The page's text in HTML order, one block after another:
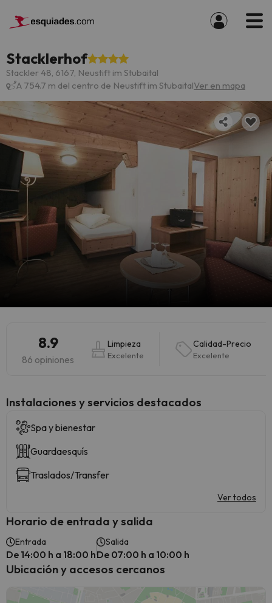
Stacklerhof
Stackler 48, 6167, Neustift im Stubaital
A 754.7 m del centro de Neustift im StubaitalVer en mapa
8.9
86 opiniones
Limpieza
Excelente
Calidad-Precio
Excelente
Instalaciones y servicios destacados
Spa y bienestar
Guardaesquís
Traslados/Transfer
Ver todos
Horario de entrada y salida
Entrada
De 14:00 h a 18:00 h
Salida
De 07:00 h a 10:00 h
Ubicación y accesos cercanos